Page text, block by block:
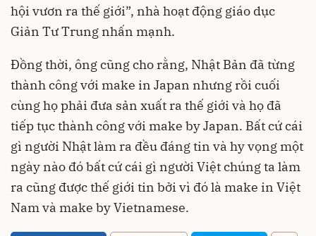
hội vươn ra thế giới”, nhà hoạt động giáo dục
Giản Tư Trung nhấn mạnh.
Đồng thời, ông cũng cho rằng, Nhật Bản đã từng
thành công với make in Japan nhưng rồi cuối
cùng họ phải đưa sản xuất ra thế giới và họ đã
tiếp tục thành công với make by Japan. Bất cứ cái
gì người Nhật làm ra đều đáng tin và hy vọng một
ngày nào đó bất cứ cái gì người Việt chúng ta làm
ra cũng được thế giới tin bởi vì đó là make in Việt
Nam và make by Vietnamese.